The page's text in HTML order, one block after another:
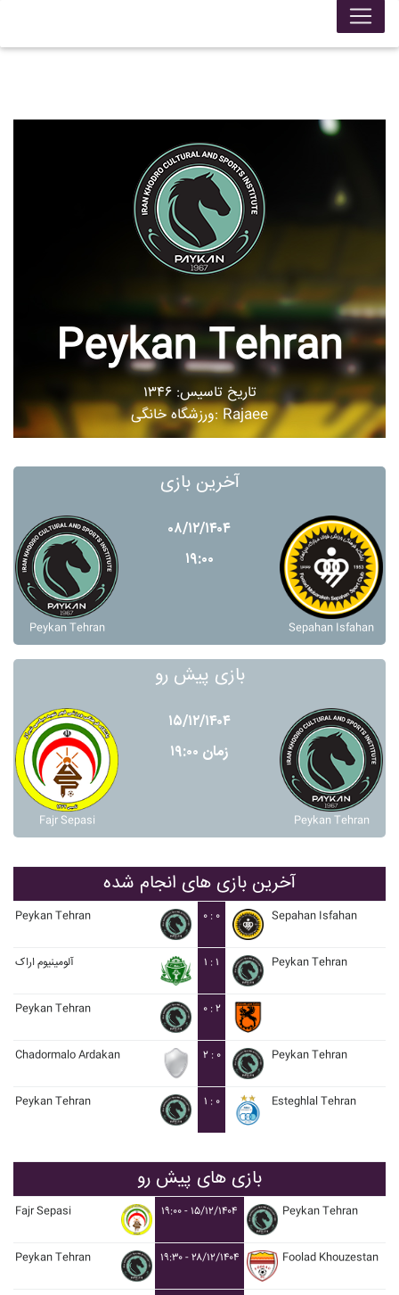
Peykan Tehran
تاریخ تاسیس: ۱۳۴۶
ورزشگاه خانگی: Rajaee
آخرین بازی
Peykan Tehran
۰۸/۱۲/۱۴۰۴
۱۹:۰۰
Sepahan Isfahan
بازی پیش رو
Fajr Sepasi
۱۵/۱۲/۱۴۰۴
زمان ۱۹:۰۰
Peykan Tehran
آخرین بازی های انجام شده
Peykan Tehran ۰ : ۰ Sepahan Isfahan
آلومينيوم اراک ۱ : ۱ Peykan Tehran
Peykan Tehran ۰ : ۲
Chadormalo Ardakan ۲ : ۰ Peykan Tehran
Peykan Tehran ۱ : ۰ Esteghlal Tehran
بازی های پیش رو
Fajr Sepasi ۱۹:۰۰ - ۱۵/۱۲/۱۴۰۴ Peykan Tehran
Peykan Tehran ۱۹:۳۰ - ۲۸/۱۲/۱۴۰۴ Foolad Khouzestan